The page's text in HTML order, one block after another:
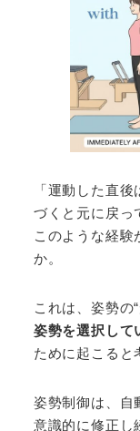
「運動した直
づくと元に戻っ
このような経験
か。
これは、姿勢の
姿勢を選択して
ために起こると
姿勢制御は、自
意識的に修正し